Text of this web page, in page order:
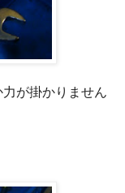
が掛かりません